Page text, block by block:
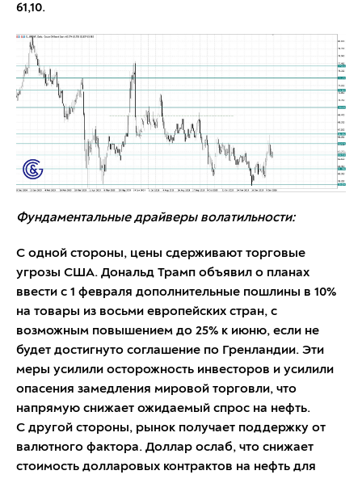
61,10.
Фундаментальные драйверы волатильности:
С одной стороны, цены сдерживают торговые
угрозы США. Дональд Трамп объявил о планах
ввести с 1 февраля дополнительные пошлины в 10%
на товары из восьми европейских стран, с
возможным повышением до 25% к июню, если не
будет достигнуто соглашение по Гренландии. Эти
меры усилили осторожность инвесторов и усилили
опасения замедления мировой торговли, что
напрямую снижает ожидаемый спрос на нефть.
С другой стороны, рынок получает поддержку от
валютного фактора. Доллар ослаб, что снижает
стоимость долларовых контрактов на нефть для